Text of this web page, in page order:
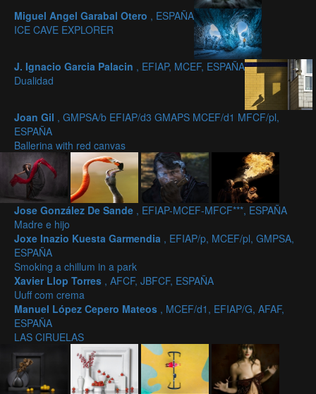
Miguel Angel Garabal Otero , ESPAÑA
ICE CAVE EXPLORER
J. Ignacio Garcia Palacin , EFIAP, MCEF, ESPAÑA
Dualidad
Joan Gil , GMPSA/b EFIAP/d3 GMAPS MCEF/d1 MFCF/pl,
ESPAÑA
Ballerina with red canvas
Jose González De Sande , EFIAP-MCEF-MFCF***, ESPAÑA
Madre e hijo
Joxe Inazio Kuesta Garmendia , EFIAP/p, MCEF/pl, GMPSA,
ESPAÑA
Smoking a chillum in a park
Xavier Llop Torres , AFCF, JBFCF, ESPAÑA
Uuff com crema
Manuel López Cepero Mateos , MCEF/d1, EFIAP/G, AFAF,
ESPAÑA
LAS CIRUELAS